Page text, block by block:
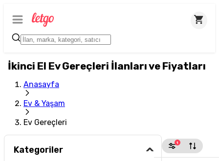
İkinci El Ev Gereçleri İlanları ve Fiyatları
Anasayfa
Ev & Yaşam
Ev Gereçleri
Kategoriler
1